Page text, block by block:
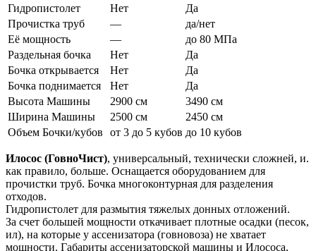
Гидропистолет
Нет
Да
Прочистка труб
—
да/нет
Её мощность
—
до 80 МПа
Раздельная бочка
Нет
Да
Бочка открывается
Нет
Да
Бочка поднимается
Нет
Да
Высота Машины
2900 см
3490 см
Ширина Машины
2500 см
2450 см
Объем Бочки/кубов
от 3 до 5 кубов до 10 кубов
Илосоc (ГовноЧист), универсальный, технически сложней, и.
как правило, больше. Оснащается оборудованием для
прочистки труб. Бочка многоконтурная для разделения
отходов.
Гидропистолет для размытия тяжелых донных отложений.
За счет большей мощности откачивает плотные осадки (песок,
ил), на которые у ассенизатора (говновоза) не хватает
мощности. Габариты ассенизаторской машины и Илососа,